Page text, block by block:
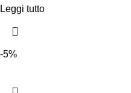
Leggi tutto
-5%